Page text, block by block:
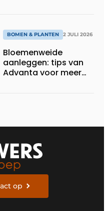
BOMEN & PLANTEN 2 JULI 2026
Bloemenweide
aanleggen: tips van
Advanta voor meer
op